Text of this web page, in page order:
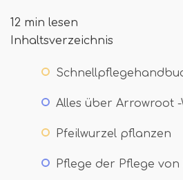
12 min lesen
Inhaltsverzeichnis
Alles über Arrowroot -
Pfeilwurzel pflanzen
Pflege der Pflege von